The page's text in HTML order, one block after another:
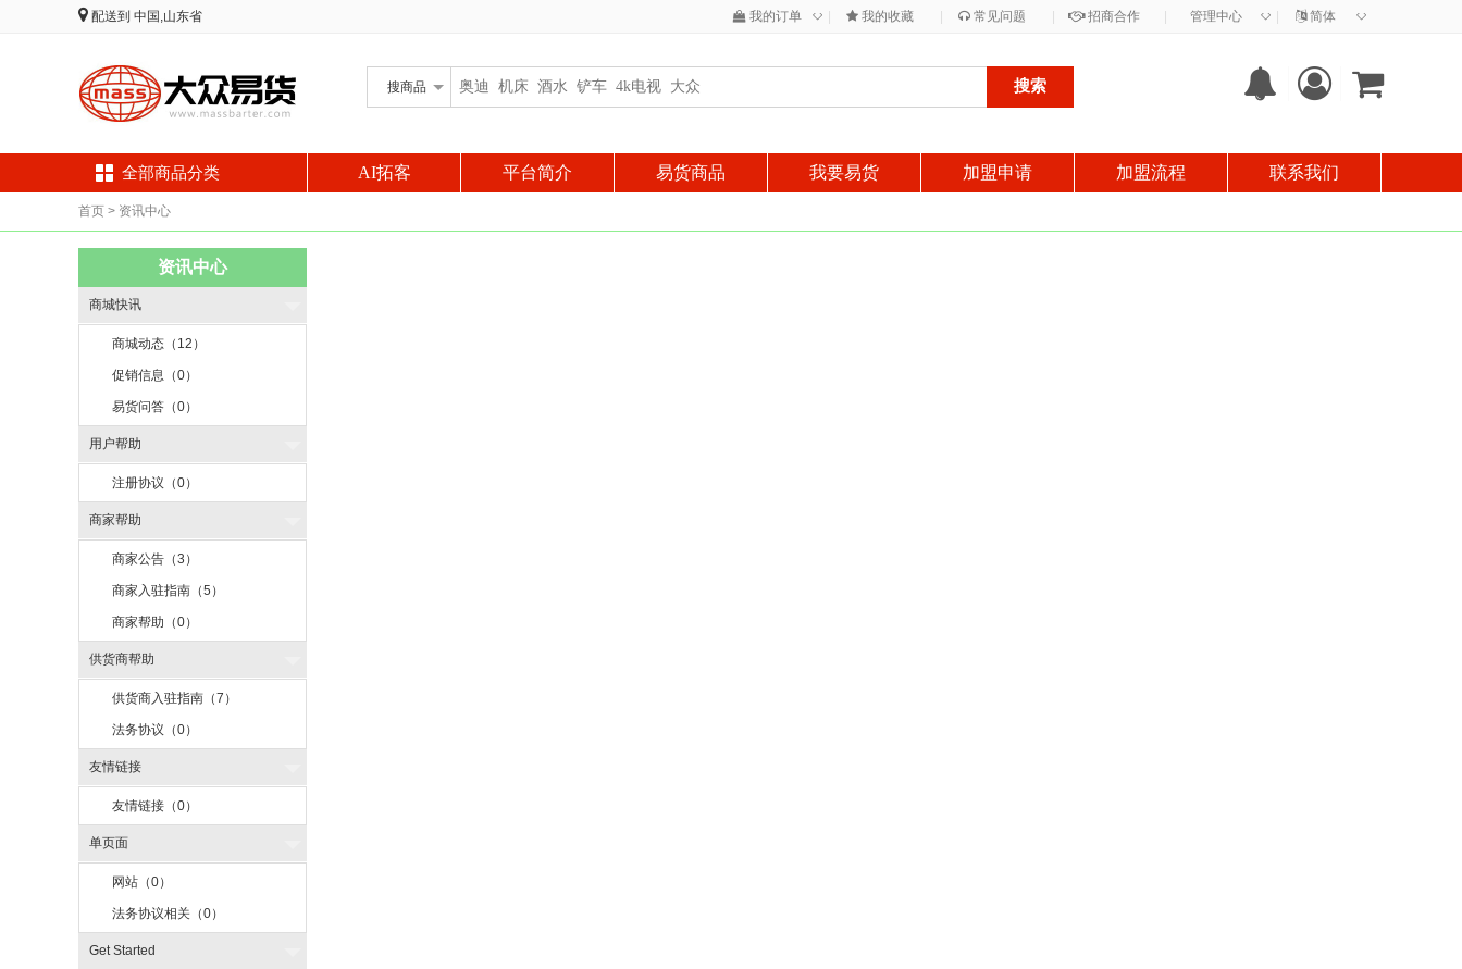
配送到 中国,山东省 我的订单 ◇ 我的收藏 常见问题 招商合作 管理中心 ◇ 简体 ◇
搜商品 搜索
全部商品分类 AI拓客 平台简介 易货商品 我要易货 加盟申请 加盟流程 联系我们
首页 > 资讯中心
资讯中心
商城快讯
商城动态（12）
促销信息（0）
易货问答（0）
用户帮助
注册协议（0）
商家帮助
商家公告（3）
商家入驻指南（5）
商家帮助（0）
供货商帮助
供货商入驻指南（7）
法务协议（0）
友情链接
友情链接（0）
单页面
网站（0）
法务协议相关（0）
Get Started